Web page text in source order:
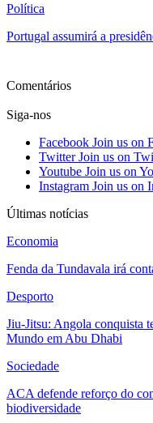
Política
Portugal assumirá a
Comentários
Siga-nos
Facebook Join us on
Twitter Join us on
Youtube Join us on
Instagram Join us on
Últimas notícias
Economia
Fenda da Tundavala irá
Desporto
Jiu-Jitsu: Angola conquista
Mundo em Abu Dhabi
Sociedade
ACA defende reforço do
biodiversidade